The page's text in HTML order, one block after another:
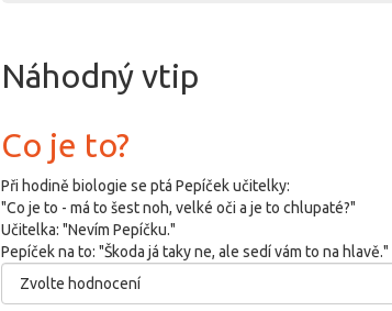
Náhodný vtip
Co je to?
Při hodině biologie se ptá Pepíček učitelky:
"Co je to - má to šest noh, velké oči a je to chlupaté?"
Učitelka: "Nevím Pepíčku."
Pepíček na to: "Škoda já taky ne, ale sedí vám to na hlavě."